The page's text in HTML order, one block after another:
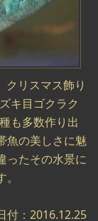
リスマス飾り
キ目ゴクラク
も多数作り出
魚の美しさに魅
ったその水景に
付：2016.12.25